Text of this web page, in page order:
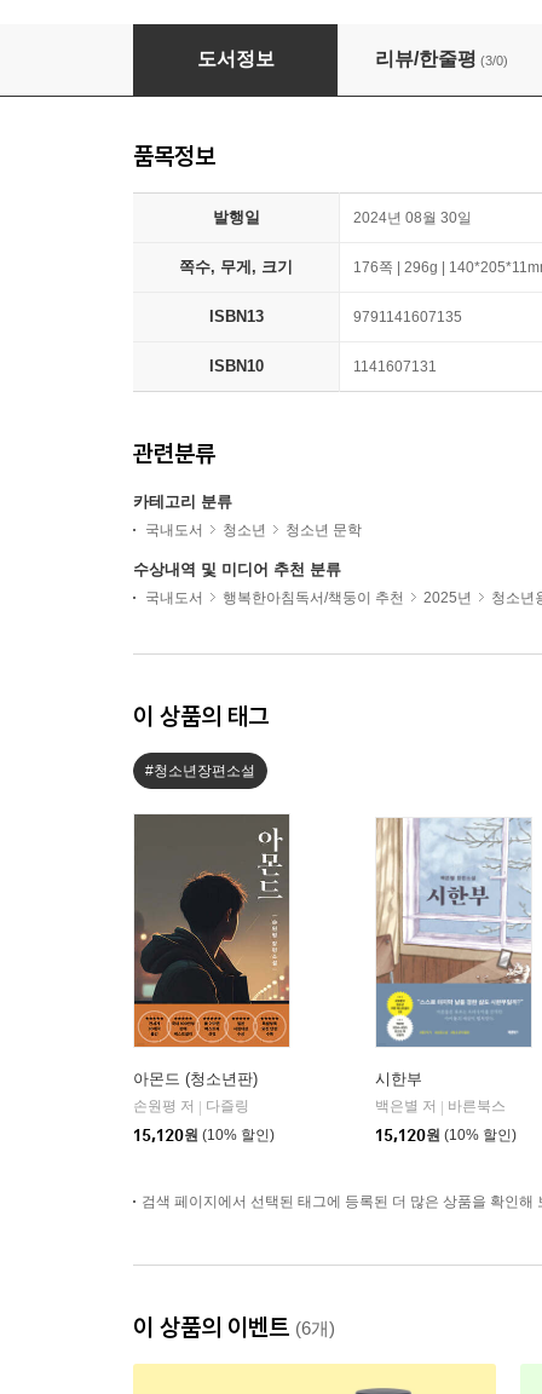
도서정보 리뷰/한줄평 (3/0)
품목정보
발행일 2024년 08월 30일
쪽수, 무게, 크기 176쪽 | 296g |
ISBN13 9791141607135
ISBN10 1141607131
관련분류
카테고리 분류
국내도서 청소년 청소년 문학
수상내역 및 미디어 추천 분류
국내도서 행복한아침독서/책둥이 추천 2025년 청소년
이 상품의 태그
#청소년장편소설
아몬드 (청소년판)
손원평 저
다즐링
15,120원 (10% 할인)
시한부
백은별 저
바른북스
15,120원 (10% 할인)
검색 페이지에서 선택된 태그에 등록된 더 많은 상품을 확인해
이 상품의 이벤트 (6개)